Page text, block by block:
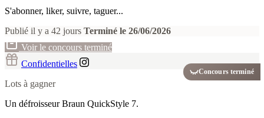
S'abonner, liker, suivre, taguer...
Publié il y a 42 jours Terminé le 26/06/2026
Voir le concours terminé
Concours terminé
Confidentielles
Lots à gagner
Un défroisseur Braun QuickStyle 7.